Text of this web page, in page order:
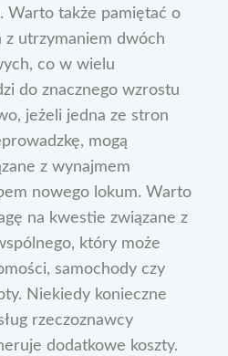
Warto także pamiętać o
z utrzymaniem dwóch
co w wielu
do znacznego wzrostu
jeżeli jedna ze stron
mogą
z wynajmem
nowego lokum. Warto
na kwestie związane z
który może
samochody czy
Niekiedy konieczne
rzeczoznawcy
dodatkowe koszty.